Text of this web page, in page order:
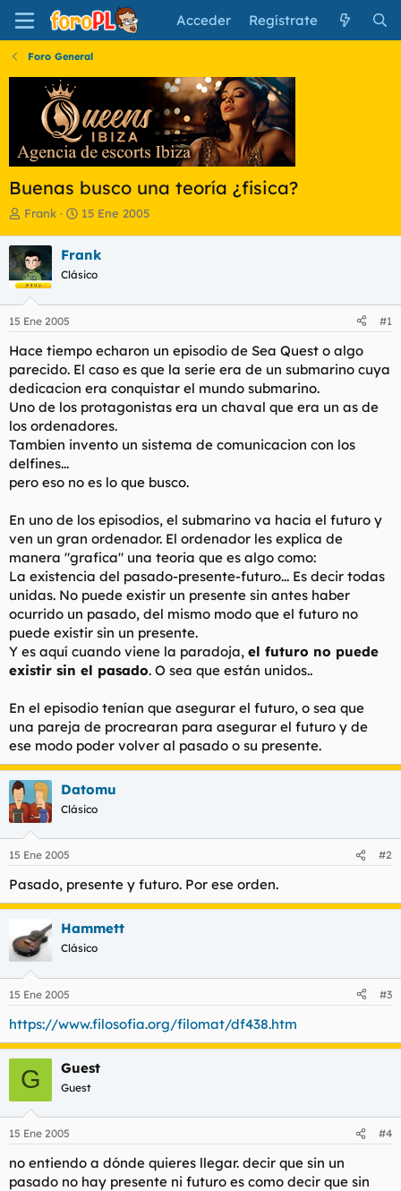
Acceder Regístrate
Foro General
Buenas busco una teoría ¿fisica?
I
i
c
i
a
d
o
d
e
l
t
e
a
Frank
F
h
a
e
i
c
o
15 Ene 2005
Frank
Clásico
15 Ene 2005 #1
Hace tiempo echaron un episodio de Sea Quest o algo
parecido. El caso es que la serie era de un submarino cuya
dedicacion era conquistar el mundo submarino.
Uno de los protagonistas era un chaval que era un as de
los ordenadores.
Tambien invento un sistema de comunicacion con los
delfines...
pero eso no es lo que busco.
En uno de los episodios, el submarino va hacia el futuro y
ven un gran ordenador. El ordenador les explica de
manera "grafica" una teoria que es algo como:
La existencia del pasado-presente-futuro... Es decir todas
unidas. No puede existir un presente sin antes haber
ocurrido un pasado, del mismo modo que el futuro no
puede existir sin un presente.
Y es aquí cuando viene la paradoja, el futuro no puede
existir sin el pasado. O sea que están unidos..
En el episodio tenían que asegurar el futuro, o sea que
una pareja de procrearan para asegurar el futuro y de
ese modo poder volver al pasado o su presente.
Datomu
Clásico
15 Ene 2005 #2
Pasado, presente y futuro. Por ese orden.
Hammett
Clásico
15 Ene 2005 #3
https://www.filosofia.org/filomat/df438.htm
G Guest
Guest
15 Ene 2005 #4
no entiendo a dónde quieres llegar. decir que sin un
pasado no hay presente ni futuro es como decir que sin